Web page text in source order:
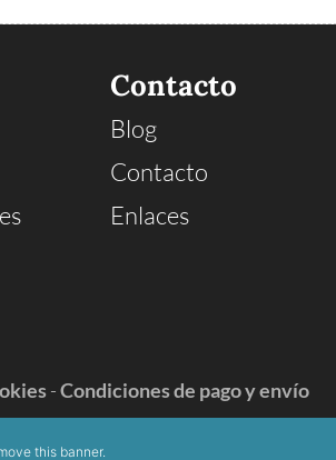
Contacto
Blog
Contacto
Enlaces
-Condiciones de pago y envío
this banner.